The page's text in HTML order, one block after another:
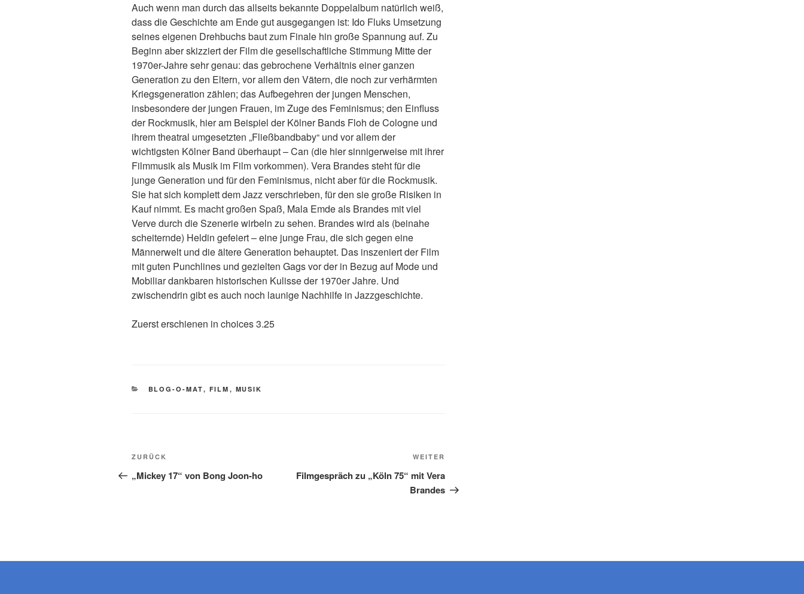
Auch wenn man durch das allseits bekannte Doppelalbum natürlich weiß,
dass die Geschichte am Ende gut ausgegangen ist: Ido Fluks Umsetzung
seines eigenen Drehbuchs baut zum Finale hin große Spannung auf. Zu
Beginn aber skizziert der Film die gesellschaftliche Stimmung Mitte der
1970er-Jahre sehr genau: das gebrochene Verhältnis einer ganzen
Generation zu den Eltern, vor allem den Vätern, die noch zur verhärmten
Kriegsgeneration zählen; das Aufbegehren der jungen Menschen,
insbesondere der jungen Frauen, im Zuge des Feminismus; den Einfluss
der Rockmusik, hier am Beispiel der Kölner Bands Floh de Cologne und
ihrem theatral umgesetzten „Fließbandbaby“ und vor allem der
wichtigsten Kölner Band überhaupt – Can (die hier sinnigerweise mit ihrer
Filmmusik als Musik im Film vorkommen). Vera Brandes steht für die
junge Generation und für den Feminismus, nicht aber für die Rockmusik.
Sie hat sich komplett dem Jazz verschrieben, für den sie große Risiken in
Kauf nimmt. Es macht großen Spaß, Mala Emde als Brandes mit viel
Verve durch die Szenerie wirbeln zu sehen. Brandes wird als (beinahe
scheiternde) Heldin gefeiert – eine junge Frau, die sich gegen eine
Männerwelt und die ältere Generation behauptet. Das inszeniert der Film
mit guten Punchlines und gezielten Gags vor der in Bezug auf Mode und
Mobiliar dankbaren historischen Kulisse der 1970er Jahre. Und
zwischendrin gibt es auch noch launige Nachhilfe in Jazzgeschichte.
Zuerst erschienen in choices 3.25
KATEGORIEN
BLOG-O-MAT, FILM , MUSIK
Beitragsnavigation
Vorheriger
Beitrag
ZURÜCK
„Mickey 17“ von Bong Joon-ho
Beitrag
WEITER
Filmgespräch zu „Köln 75“ mit Vera
Brandes